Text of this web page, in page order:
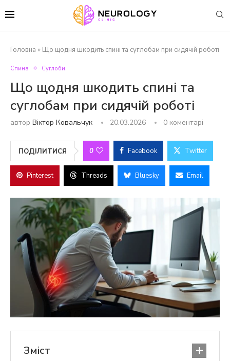
Головна » Що щодня шкодить спині та суглобам при сидячій роботі
Спина Суглоби
Що щодня шкодить спині та
суглобам при сидячій роботі
автор Віктор Ковальчук 20.03.2026 0 коментарі
ПОДІЛИТИСЯ 0 Facebook Twitter
Pinterest Threads Bluesky Email
Зміст